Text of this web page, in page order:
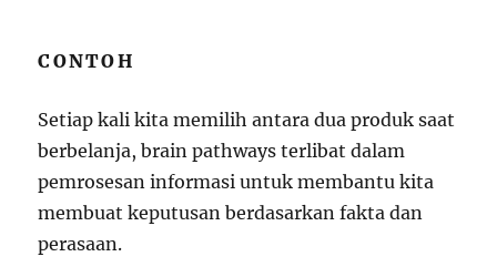
CONTOH
Setiap kali kita memilih antara dua produk saat
berbelanja, brain pathways terlibat dalam
pemrosesan informasi untuk membantu kita
membuat keputusan berdasarkan fakta dan
perasaan.